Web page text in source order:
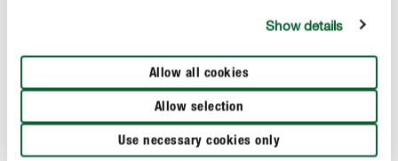
Show details
Allow all cookies
Allow selection
Use necessary cookies only